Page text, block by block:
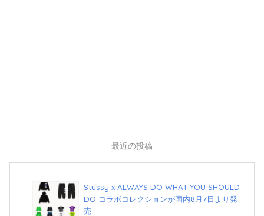
最近の投稿
Stüssy x ALWAYS DO WHAT YOU SHOULD
DO コラボコレクションが国内8月7日より発
売